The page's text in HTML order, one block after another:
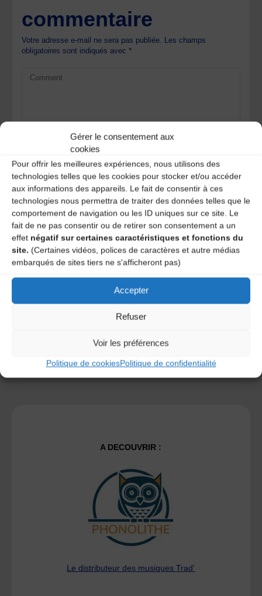
Gérer le consentement aux
cookies
Pour offrir les meilleures expériences, nous utilisons des
technologies telles que les cookies pour stocker et/ou accéder
aux informations des appareils. Le fait de consentir à ces
technologies nous permettra de traiter des données telles que le
comportement de navigation ou les ID uniques sur ce site. Le
fait de ne pas consentir ou de retirer son consentement a un
effet négatif sur certaines caractéristiques et fonctions du
site. (Certaines vidéos, polices de caractères et autre médias
embarqués de sites tiers ne s'afficheront pas)
Accepter
Refuser
Voir les préférences
Politique de cookiesPolitique de confidentialité
commentaire
Votre adresse e-mail ne sera pas publiée. Les champs
obligatoires sont indiqués avec*
Save my name, email, and site URL in my browser for next
time I post a comment.
Ce site utilise Akismet pour réduire les indésirables.En
savoir plus sur la façon dont les données de vos
A DECOUVRIR :
Le distributeur des musiques Trad'